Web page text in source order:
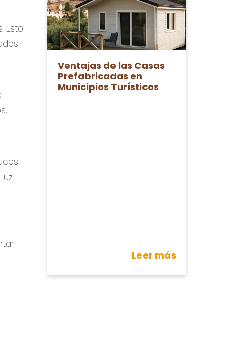
Esto
Ventajas de las Casas
Prefabricadas en
Municipios Turísticos
Leer más